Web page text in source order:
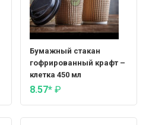
Бумажный стакан
гофрированный крафт –
клетка 450 мл
8.57* ₽